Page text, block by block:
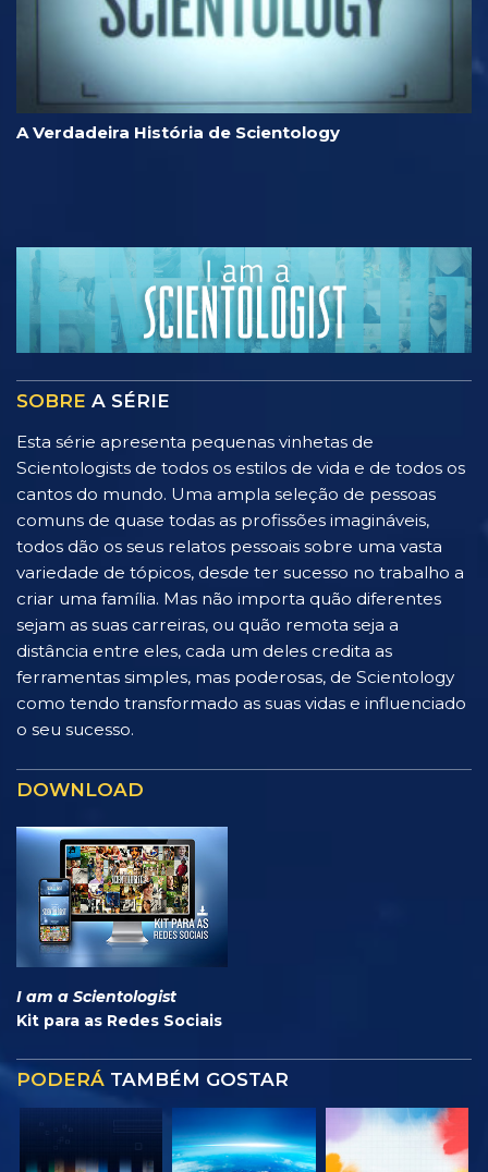
A Verdadeira História de Scientology
SOBRE A SÉRIE
Esta série apresenta pequenas vinhetas de
Scientologists de todos os estilos de vida e de todos os
cantos do mundo. Uma ampla seleção de pessoas
comuns de quase todas as profissões imagináveis,
todos dão os seus relatos pessoais sobre uma vasta
variedade de tópicos, desde ter sucesso no trabalho a
criar uma família. Mas não importa quão diferentes
sejam as suas carreiras, ou quão remota seja a
distância entre eles, cada um deles credita as
ferramentas simples, mas poderosas, de Scientology
como tendo transformado as suas vidas e influenciado
o seu sucesso.
DOWNLOAD
I am a Scientologist
Kit para as Redes Sociais
PODERÁ TAMBÉM GOSTAR